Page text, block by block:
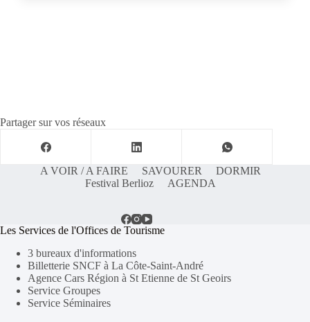
Partager sur vos réseaux
A VOIR / A FAIRE SAVOURER
DORMIR
Festival Berlioz
AGENDA
Les Services de l'Offices de Tourisme
3 bureaux d'informations
Billetterie SNCF à La Côte-Saint-André
Agence Cars Région à St Etienne de St Geoirs
Service Groupes
Service Séminaires